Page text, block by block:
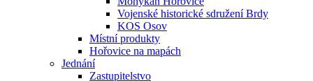
Vojenské historické sdružení Brdy
KOS Osov
Místní produkty
Hořovice na mapách
Jednání
Zastupitelstvo